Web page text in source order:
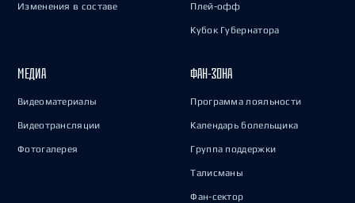
Изменения в составе Плей-офф
Кубок Губернатора
МЕДИА
Видеоматериалы
Видеотрансляции
Фотогалерея
ФАН-ЗОНА
Программа лояльности
Календарь болельщика
Группа поддержки
Талисманы
Фан-сектор